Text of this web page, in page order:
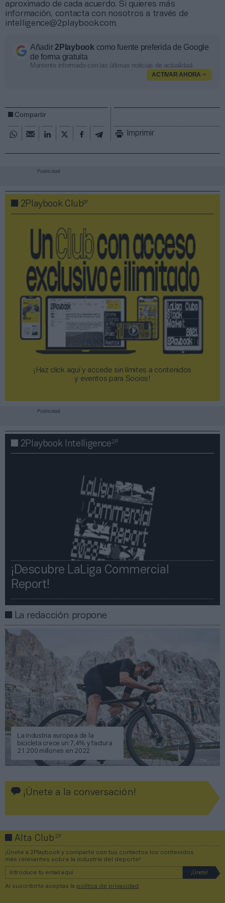
aproximado de cada acuerdo. Si quieres más
información, contacta con nosotros a través de
intelligence@2playbook.com.
Añadir2Playbook como fuente preferida de Google
de forma gratuita
Mantente informado con las últimas noticias de actualidad.
ACTIVAR AHORA
Compartir
Imprimir
Publicidad
2Playbook Club2P
¡Haz click aquí y accede sin límites a contenidos
y eventos para Socios!​​​​​​​
Publicidad
2Playbook Intelligence2P
¡Descubre LaLiga Commercial
Report!​​
La redacción propone
La industria europea de la
bicicleta crece un 7,4% y factura
21.200 millones en 2022
¡Únete a la conversación!
Alta Club2P
¡Únete a 2Playbook y comparte con tus contactos los contenidos
más relevantes sobre la industria del deporte!
Al suscribirte aceptas la política de privacidad